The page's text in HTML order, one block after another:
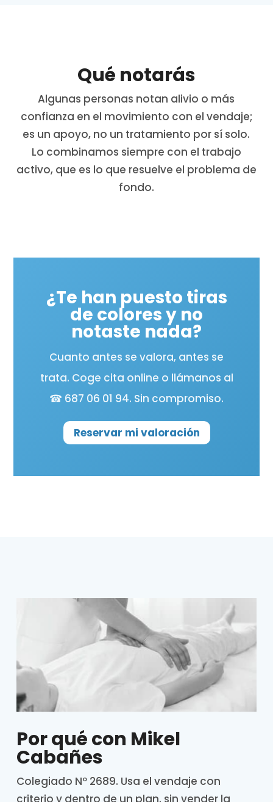
Qué notarás
Algunas personas notan alivio o más
confianza en el movimiento con el vendaje;
es un apoyo, no un tratamiento por sí solo.
Lo combinamos siempre con el trabajo
activo, que es lo que resuelve el problema de
fondo.
¿Te han puesto tiras
de colores y no
notaste nada?
Cuanto antes se valora, antes se
trata. Coge cita online o llámanos al
☎ 687 06 01 94. Sin compromiso.
Reservar mi valoración
Por qué con Mikel
Cabañes
Colegiado Nº 2689. Usa el vendaje con
criterio y dentro de un plan, sin vender la